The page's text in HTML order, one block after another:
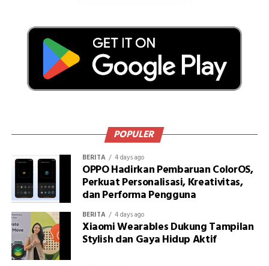
POPULER
BERITA 4 days ago
OPPO Hadirkan Pembaruan ColorOS,
Perkuat Personalisasi, Kreativitas,
dan Performa Pengguna
BERITA 4 days ago
Xiaomi Wearables Dukung Tampilan
Stylish dan Gaya Hidup Aktif